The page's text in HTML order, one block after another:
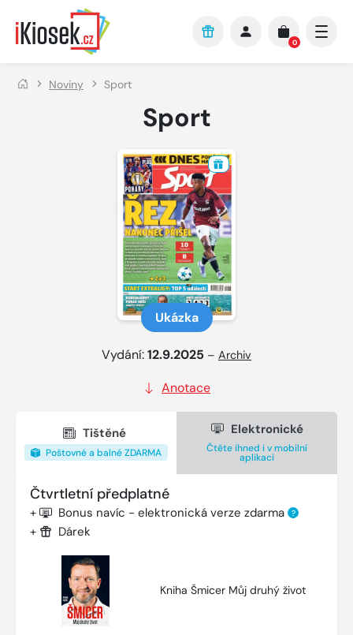
Přejít na hlavní obsah
0
Noviny Sport
Sport
Ukázka
Vydání:12.9.2025 – Archiv
Anotace
Tištěné
Poštovné a balné ZDARMA
Elektronické
Čtěte ihned i v mobilní
aplikaci
Čtvrtletní předplatné
+ Bonus navíc - elektronická verze zdarma ?
+ Dárek
Kniha Šmicer Můj druhý život